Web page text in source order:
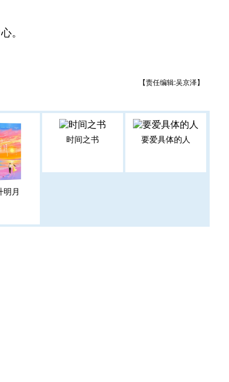
。
【责任编辑:吴京泽】
明月
时间之书 要爱具体的人